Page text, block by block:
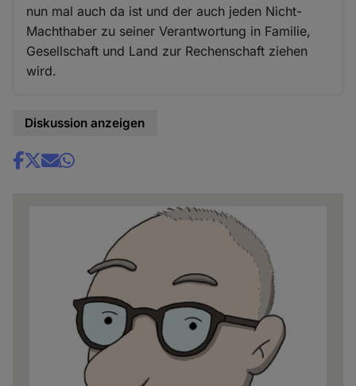
nun mal auch da ist und der auch jeden Nicht-
Machthaber zu seiner Verantwortung in Familie,
Gesellschaft und Land zur Rechenschaft ziehen
wird.
Diskussion anzeigen
Share